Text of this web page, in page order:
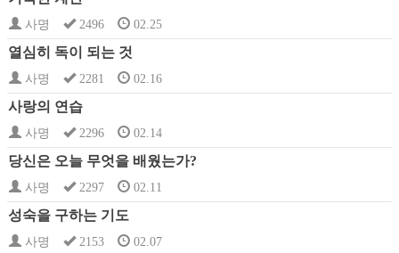
사명 2496 02.25
열심히 독이 되는 것
사명 2281 02.16
사랑의 연습
사명 2296 02.14
당신은 오늘 무엇을 배웠는가?
사명 2297 02.11
성숙을 구하는 기도
사명 2153 02.07